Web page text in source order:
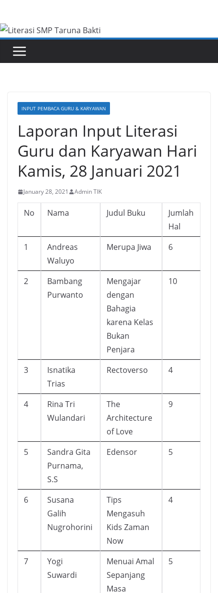
content
INPUT PEMBACA GURU & KARYAWAN
Laporan Input Literasi
Guru dan Karyawan Hari
Kamis, 28 Januari 2021
January 28, 2021 Admin TIK
No Nama Judul Buku
Jumlah
Hal
1
Andreas
Waluyo
Merupa Jiwa 6
2
Bambang
Purwanto
Mengajar
dengan
Bahagia
karena Kelas
Bukan
Penjara
10
3
Isnatika
Trias
Rectoverso 4
4
Rina Tri
Wulandari
The
Architecture
of Love
9
5
Sandra Gita
Purnama,
S.S
Edensor 5
6
Susana
Galih
Nugrohorini
Tips
Mengasuh
Kids Zaman
Now
4
7
Yogi
Suwardi
Menuai Amal
Sepanjang
Masa
5